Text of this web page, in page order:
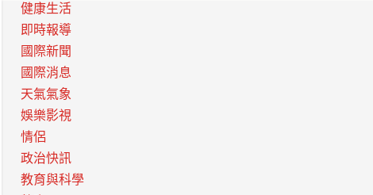
健康生活
即時報導
國際新聞
國際消息
天氣氣象
娛樂影視
情侶
政治快訊
教育與科學